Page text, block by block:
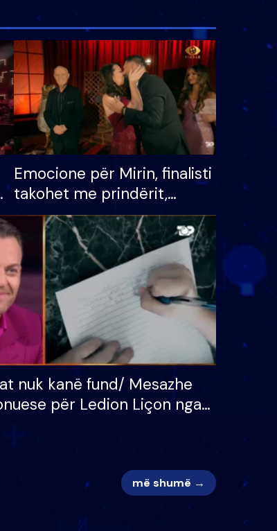
Emocione për Mirin, finalisti
takohet me prindërit,
vajzën dhe bashkëshorten:
S’kemi ndonjë letër divorci
apo jo?
nuk kanë fund/ Mesazhe
për Ledion Liçon nga
më shumë →